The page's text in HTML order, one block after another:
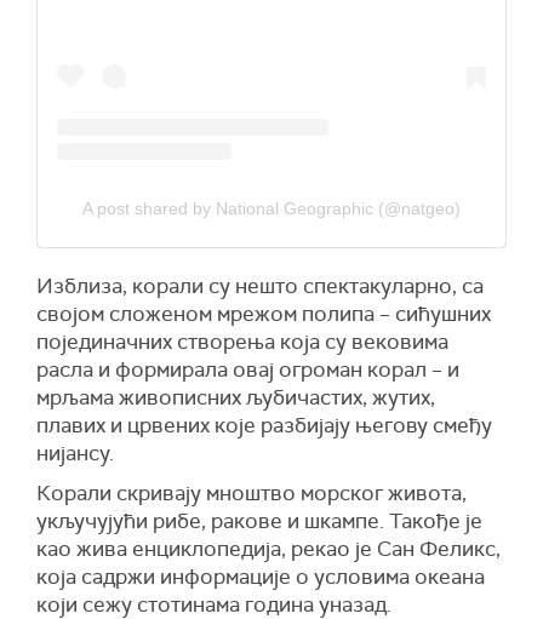
A post shared by National Geographic (@natgeo)
Изблиза, корали су нешто спектакуларно, са
својом сложеном мрежом полипа – сићушних
појединачних створења која су вековима
расла и формирала овај огроман корал – и
мрљама живописних љубичастих, жутих,
плавих и црвених које разбијају његову смеђу
нијансу.
Корали скривају мноштво морског живота,
укључујући рибе, ракове и шкампе. Такође је
као жива енциклопедија, рекао је Сан Феликс,
која садржи информације о условима океана
који сежу стотинама година уназад.